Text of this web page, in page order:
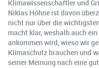
Klimawissenschaftler und
Niklas Höhne ist davon
nicht nur über die
macht klar, weshalb auch
ankommen wird, wieso wir
Klimaschutz brauchen und
seiner Meinung nach eine